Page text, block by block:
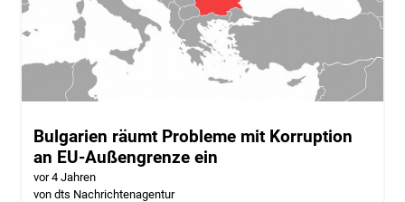
Bulgarien räumt Probleme mit Korruption
an EU-Außengrenze ein
vor 4 Jahren
von dts Nachrichtenagentur